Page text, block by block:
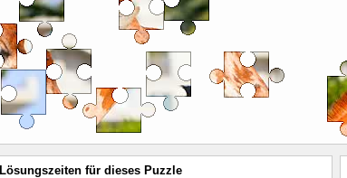
Lösungszeiten für dieses Puzzle